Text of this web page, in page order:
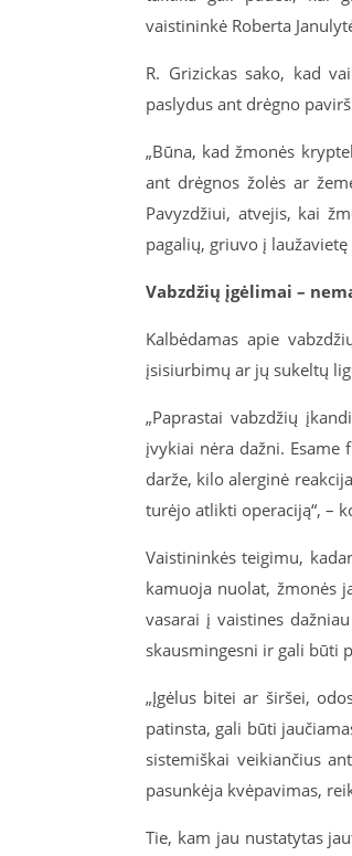
vaistininkė Roberta
R. Grizickas sako, kad
paslydus ant drėgno
„Būna, kad žmonės
ant drėgnos žolės ar
Pavyzdžiui, atvejis, kai
pagalių, griuvo į
Vabzdžių įgėlimai –
Kalbėdamas apie
įsisiurbimų ar jų sukeltų
„Paprastai vabzdžių
įvykiai nėra dažni.
darže, kilo alerginė
turėjo atlikti operaciją“, –
Vaistininkės teigimu,
kamuoja nuolat, žmonės
vasarai į vaistines
skausmingesni ir gali būti
„Įgėlus bitei ar širšei,
patinsta, gali būti
sistemiškai veikiančius
pasunkėja kvėpavimas,
Tie, kam jau nustatytas